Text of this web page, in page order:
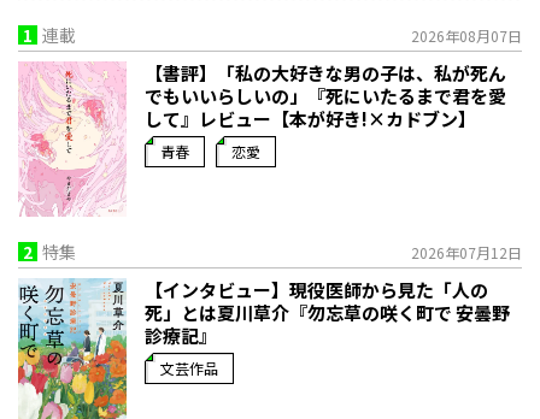
1 連載 2026年08月07日
【書評】「私の大好きな男の子は、私が死ん
でもいいらしいの」――『死にいたるまで君を愛
して』レビュー【本が好き!×カドブン】
青春 恋愛
2 特集 2026年07月12日
【インタビュー】現役医師から見た「人の
死」とは――夏川草介『勿忘草の咲く町で 安曇野
診療記』
文芸作品